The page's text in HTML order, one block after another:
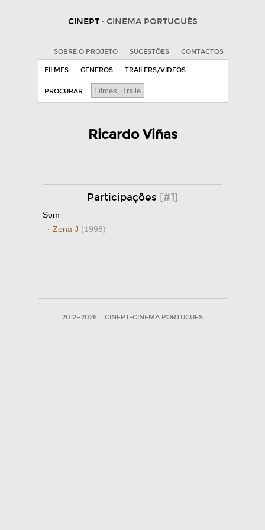
CINEPT · CINEMA PORTUGUÊS
SOBRE O PROJETO SUGESTÕES CONTACTOS
FILMES GÉNEROS TRAILERS/VIDEOS
PROCURAR
Ricardo Viñas
Participações [#1]
Som
· Zona J (1998)
2012—2026 CINEPT-CINEMA PORTUGUES